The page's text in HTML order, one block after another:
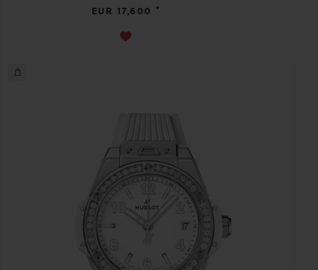
EUR 17,600 •